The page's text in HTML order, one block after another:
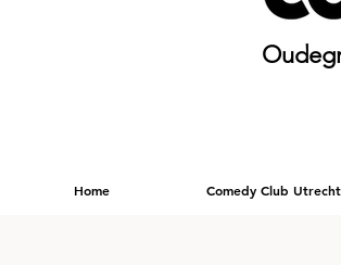
Home Comedy Club Utrecht